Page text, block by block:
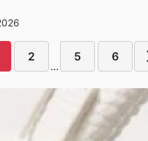
2
...
5 6